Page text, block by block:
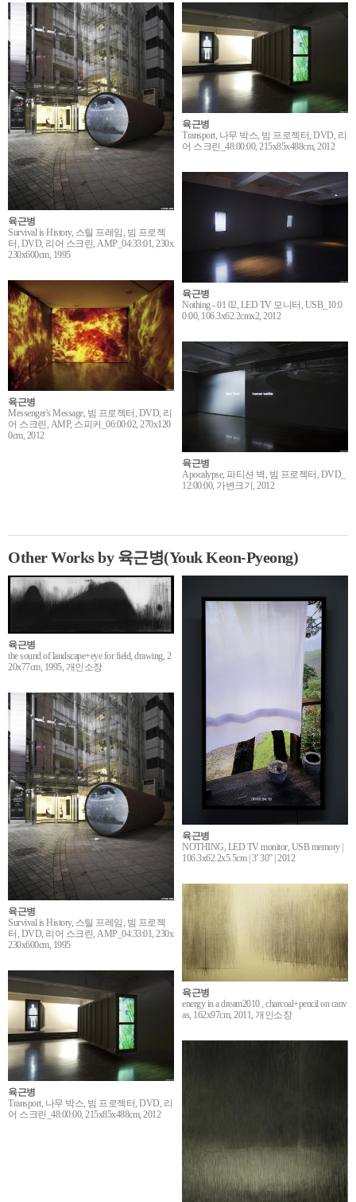
육근병
Survival is History, 스틸 프레임, 빔 프로젝
터, DVD, 리어 스크린, AMP_04:33:01, 230x
230x600cm, 1995
육근병
Transport, 나무 박스, 빔 프로젝터, DVD, 리
어 스크린_48:00:00, 215x85x488cm, 2012
육근병
Nothing - 01 02, LED TV 모니터, USB_10:0
0:00, 106.3x62.2cmx2, 2012
육근병
Messenger's Message, 빔 프로젝터, DVD, 리
어 스크린, AMP, 스피커_06:00:02, 270x120
0cm, 2012
육근병
Apocalypse, 파티션 벽, 빔 프로젝터, DVD_
12:00:00, 가변크기, 2012
Other Works by 육근병(Youk Keon-Pyeong)
육근병
the sound of landscape+eye for field, drawing, 2
20x77cm, 1995, 개인소장
육근병
NOTHING, LED TV monitor, USB memory |
106.3x62.2x5.5cm | 3’ 30” | 2012
육근병
Survival is History, 스틸 프레임, 빔 프로젝
터, DVD, 리어 스크린, AMP_04:33:01, 230x
230x600cm, 1995
육근병
energy in a dream2010 , charcoal+pencil on canv
as, 162x97cm, 2011, 개인소장
육근병
Transport, 나무 박스, 빔 프로젝터, DVD, 리
어 스크린_48:00:00, 215x85x488cm, 2012